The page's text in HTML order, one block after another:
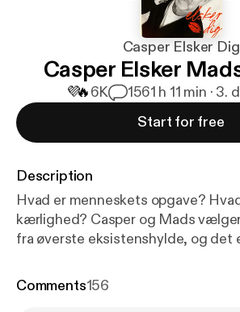
Casper Elsker Dig
Casper Elsker
💜🔥6K 1561 h 11 min ·
Start for free
Description
Hvad er menneskets opgave?
kærlighed? Casper og Mads
fra øverste eksistenshylde, og det
dybt menneske, som søger. Søger
Comments156